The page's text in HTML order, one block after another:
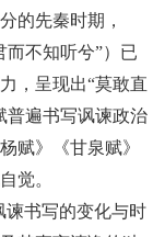
的先秦时期，
而不知听兮”）已
，呈现出“莫敢直
普遍书写讽谏政治
赋》《甘泉赋》
觉。
谏书写的变化与时